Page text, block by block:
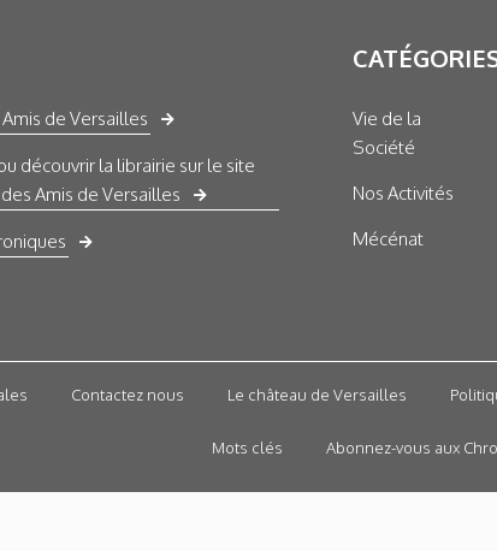
de Versailles
découvrir la librairie sur le site
Amis de Versailles
Vie de la
Société
Nos Activités
Mécénat
Contactez nous Le château de Versailles
Mots clés Abonnez-vous aux